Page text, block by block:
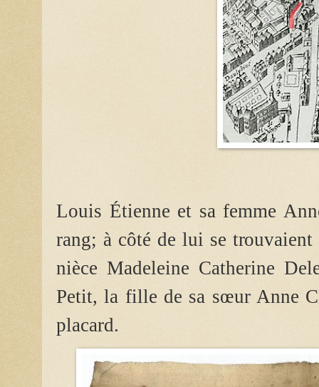
Louis Étienne et sa femme
rang; à côté de lui se
nièce Madeleine Catherine
Petit, la fille de sa sœur Anne
placard.